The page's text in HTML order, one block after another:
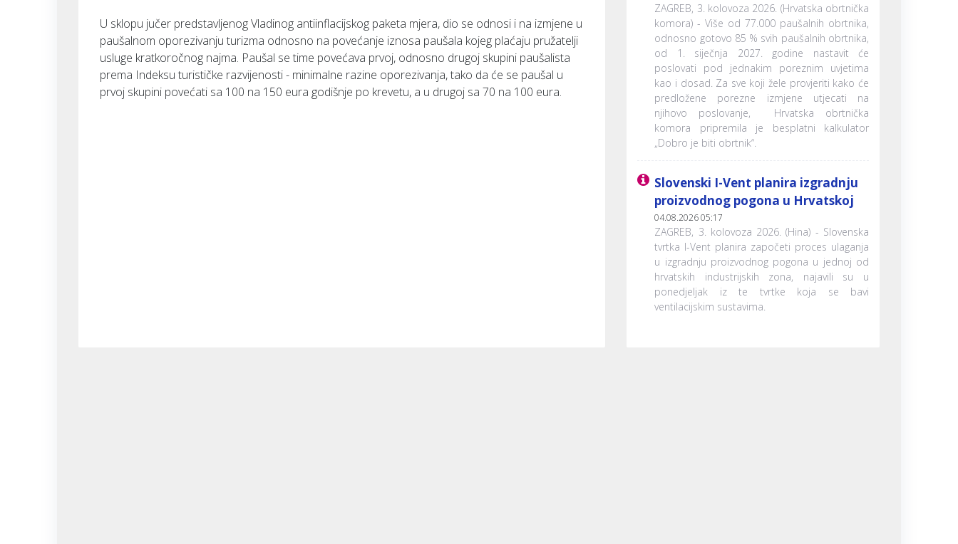
U sklopu jučer predstavljenog Vladinog antiinflacijskog paketa mjera, dio se odnosi i na izmjene u
paušalnom oporezivanju turizma odnosno na povećanje iznosa paušala kojeg plaćaju pružatelji
usluge kratkoročnog najma. Paušal se time povećava prvoj, odnosno drugoj skupini paušalista
prema Indeksu turističke razvijenosti - minimalne razine oporezivanja, tako da će se paušal u
prvoj skupini povećati sa 100 na 150 eura godišnje po krevetu, a u drugoj sa 70 na 100 eura.
ZAGREB, 3. kolovoza 2026. (Hrvatska obrtnička
komora) - Više od 77.000 paušalnih obrtnika,
odnosno gotovo 85 % svih paušalnih obrtnika,
od 1. siječnja 2027. godine nastavit će
poslovati pod jednakim poreznim uvjetima
kao i dosad. Za sve koji žele provjeriti kako će
predložene porezne izmjene utjecati na
njihovo poslovanje, Hrvatska obrtnička
komora pripremila je besplatni kalkulator
„Dobro je biti obrtnik“.
Slovenski I-Vent planira izgradnju
proizvodnog pogona u Hrvatskoj
04.08.2026 05:17
ZAGREB, 3. kolovoza 2026. (Hina) - Slovenska
tvrtka I-Vent planira započeti proces ulaganja
u izgradnju proizvodnog pogona u jednoj od
hrvatskih industrijskih zona, najavili su u
ponedjeljak iz te tvrtke koja se bavi
ventilacijskim sustavima.